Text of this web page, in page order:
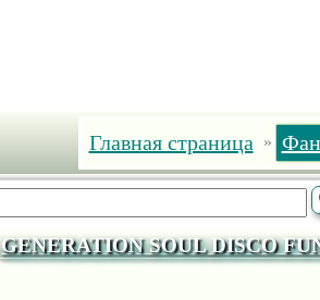
Главная страница »
GENERATION SOUL DISCO